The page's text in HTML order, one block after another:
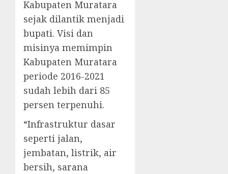
Kabupaten Muratara
sejak dilantik menjadi
bupati. Visi dan
misinya memimpin
Kabupaten Muratara
periode 2016-2021
sudah lebih dari 85
persen terpenuhi.
“Infrastruktur dasar
seperti jalan,
jembatan, listrik, air
bersih, sarana